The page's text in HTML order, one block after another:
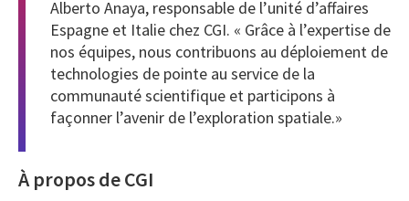
Alberto Anaya, responsable de l’unité d’affaires
Espagne et Italie chez CGI. « Grâce à l’expertise de
nos équipes, nous contribuons au déploiement de
technologies de pointe au service de la
communauté scientifique et participons à
façonner l’avenir de l’exploration spatiale.»
À propos de CGI